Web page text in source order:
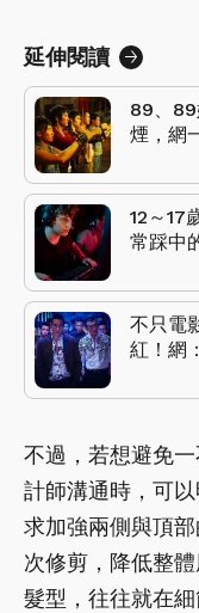
延伸閱讀
89、89
煙，網
12～17
常踩中
不只電
紅！網
不過，若想避免
計師溝通時，可
求加強兩側與頂
次修剪，降低整
髮型，往往就在細